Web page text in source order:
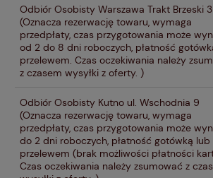
Odbiór Osobisty Warszawa Trakt Brzeski
(Oznacza rezerwację towaru, wymaga
przedpłaty, czas przygotowania może
od 2 do 8 dni roboczych, płatność
przelewem. Czas oczekiwania należy
z czasem wysyłki z oferty. )
Odbiór Osobisty Kutno ul. Wschodnia 9
(Oznacza rezerwację towaru, wymaga
przedpłaty, czas przygotowania może
do 2 dni roboczych, płatność gotówką lub
przelewem (brak możliwości płatności
Czas oczekiwania należy zsumować z